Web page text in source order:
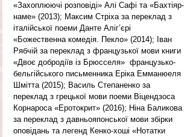
«Захоплюючі розповіді» Алі Сафі та «Бахтіяр-
наме» (2013); Максим Стріха за переклад з
італійської поеми Данте Аліг’єрі
«Божественна комедія. Пекло» (2014); Іван
Рябчій за переклад з французької мови книги
«Двоє добродіїв із Брюсселя»  французько-
бельгійського письменника Еріка Емманюеля
Шмітта (2015); Василь Степаненко за
переклад з грецької мови поеми Віцендзоса
Корнароса «Еротокрит» (2016); Ніна Баликова
за переклад з давньояпонської мови збірки
оповідань та легенд Кенко-хоші «Нотатки